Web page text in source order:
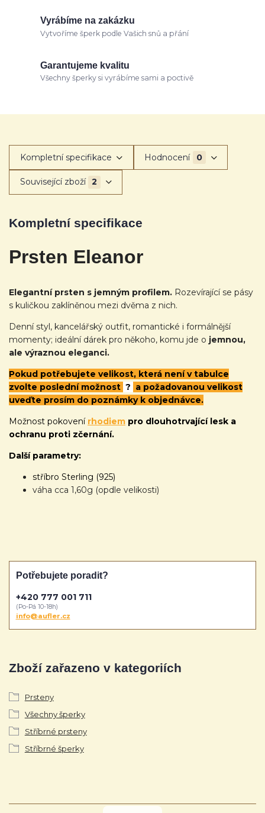
Vyrábíme na zakázku
Vytvoříme šperk podle Vašich snů a přání
Garantujeme kvalitu
Všechny šperky si vyrábíme sami a poctivě
Kompletní specifikace Hodnocení 0
Související zboží 2
Kompletní specifikace
Prsten Eleanor
Elegantní prsten s jemným profilem. Rozevírající se pásy
s kuličkou zaklíněnou mezi dvěma z nich.
Denní styl, kancelářský outfit, romantické i formálnější
momenty; ideální dárek pro někoho, komu jde o jemnou,
ale výraznou eleganci.
Pokud potřebujete velikost, která není v tabulce
zvolte poslední možnost ? a požadovanou velikost
uveďte prosím do poznámky k objednávce.
Možnost pokovení rhodiem pro dlouhotrvající lesk a
ochranu proti zčernání.
Další parametry:
stříbro Sterling (925)
váha cca 1,60g (opdle velikosti)
Zboží zařazeno v kategoriích
Prsteny
Všechny šperky
Stříbrné prsteny
Stříbrné šperky
Potřebujete poradit?
+420 777 001 711
(Po-Pá 10-18h)
info@aufler.cz